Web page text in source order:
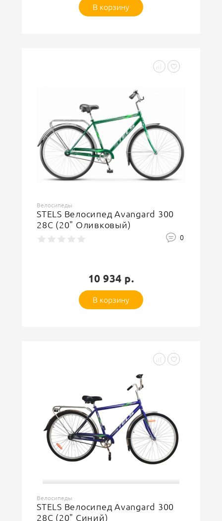
В корзину
Велосипеды
STELS Велосипед Avangard 300
28C (20" Оливковый)
0
10 934 р.
В корзину
Велосипеды
STELS Велосипед Avangard 300
28C (20" Синий)